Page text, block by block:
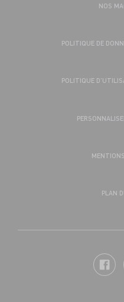
NOS
POLITIQUE DE
POLITIQUE
PLAN